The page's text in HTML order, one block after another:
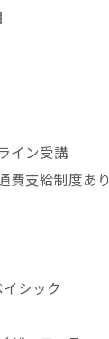
イン受講
費支給制度あり
シック